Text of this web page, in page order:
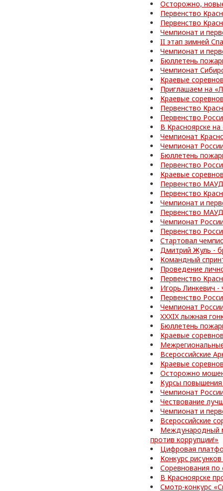
Осторожно,
Первенство
Первенство
Чемпионат и
II этап зимней
Чемпионат и
Бюллетень
Чемпионат
Краевые
Приглашаем на
Краевые
Первенство
Первенство
В Красноярске
Чемпионат
Чемпионат
Бюллетень
Первенство
Краевые
Первенство
Первенство
Чемпионат и
Первенство
Чемпионат
Первенство
Стартовал
Дмитрий Жуль -
Командный
Проведение
Первенство
Игорь Линкевич
Первенство
Чемпионат
XXXIX лыжная
Бюллетень
Краевые
Всероссийские
Краевые
Осторожно
Курсы
Чемпионат
Чествование
Чемпионат и
Всероссийские
Международный
против коррупции!»
Цифровая
Конкурс
Соревнования по
В Красноярске
Смотр-конкурс